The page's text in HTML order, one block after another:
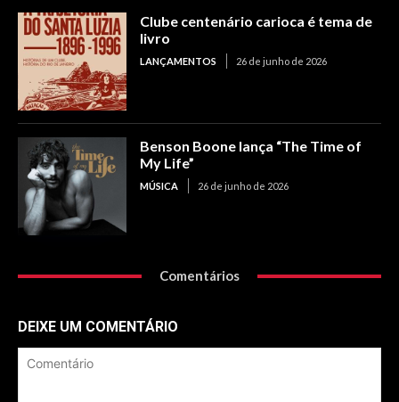
Clube centenário carioca é tema de
livro
LANÇAMENTOS 26 de junho de 2026
Benson Boone lança “The Time of
My Life”
MÚSICA 26 de junho de 2026
Comentários
DEIXE UM COMENTÁRIO